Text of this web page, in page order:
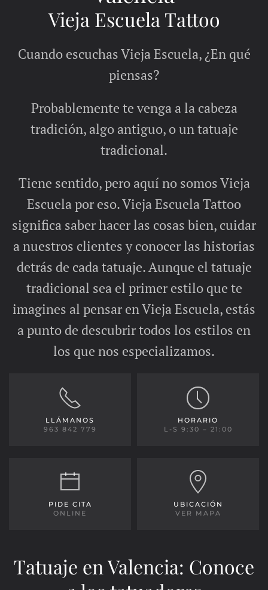
Vieja Escuela Tattoo
Cuando escuchas Vieja Escuela, ¿En qué
piensas?
Probablemente te venga a la cabeza
tradición, algo antiguo, o un tatuaje
tradicional.
Tiene sentido, pero aquí no somos Vieja
Escuela por eso. Vieja Escuela Tattoo
significa saber hacer las cosas bien, cuidar
a nuestros clientes y conocer las historias
detrás de cada tatuaje. Aunque el tatuaje
tradicional sea el primer estilo que te
imagines al pensar en Vieja Escuela, estás
a punto de descubrir todos los estilos en
los que nos especializamos.
LLÁMANOS
963 842 779
HORARIO
L-S 9:30 – 21:00
PIDE CITA
ONLINE
UBICACIÓN
VER MAPA
Tatuaje en Valencia: Conoce